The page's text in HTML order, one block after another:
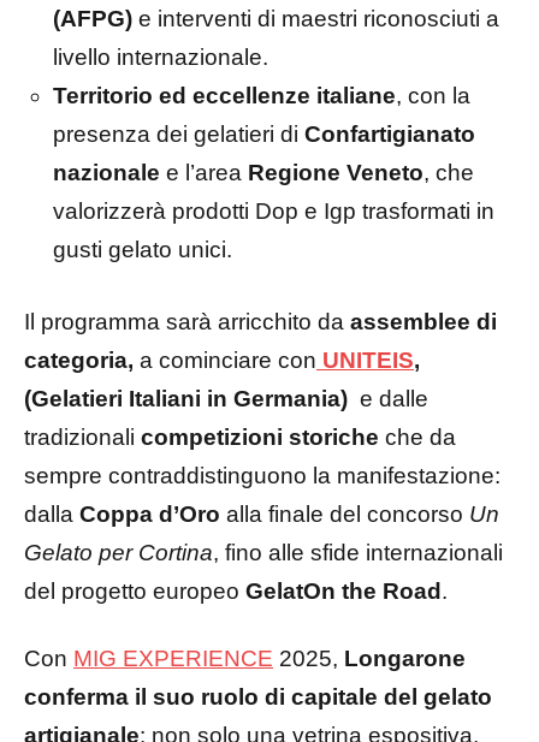
(AFPG) e interventi di maestri riconosciuti a
livello internazionale.
Territorio ed eccellenze italiane, con la
presenza dei gelatieri di Confartigianato
nazionale e l’area Regione Veneto, che
valorizzerà prodotti Dop e Igp trasformati in
gusti gelato unici.
Il programma sarà arricchito da assemblee di
categoria, a cominciare con UNITEIS,
(Gelatieri Italiani in Germania) e dalle
tradizionali competizioni storiche che da
sempre contraddistinguono la manifestazione:
dalla Coppa d’Oro alla finale del concorso Un
Gelato per Cortina, fino alle sfide internazionali
del progetto europeo GelatOn the Road .
Con MIG EXPERIENCE 2025, Longarone
conferma il suo ruolo di capitale del gelato
artigianale: non solo una vetrina espositiva,